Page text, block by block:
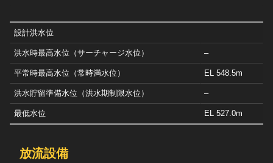
設計洪水位
洪水時最高水位（サーチャージ水位） –
平常時最高水位（常時満水位） EL 548.5m
洪水貯留準備水位（洪水期制限水位） –
最低水位 EL 527.0m
放流設備